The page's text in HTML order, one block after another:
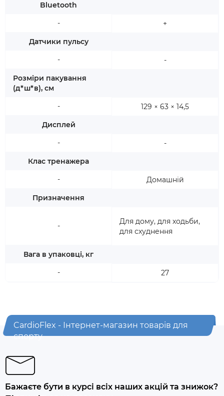
Bluetooth
-
Датчики пульсу
-
Розміри пакування
(д*ш*в), см
-
Дисплей
-
Клас тренажера
-
Призначення
-
Вага в упаковці, кг
-
+
-
129 × 63 × 14,5
-
Домашній
Для дому, для ходьби,
для схуднення
27
CardioFlex - Інтернет-магазин товарів для
спорту
Бажаєте бути в курсі всіх наших акцій та знижок?